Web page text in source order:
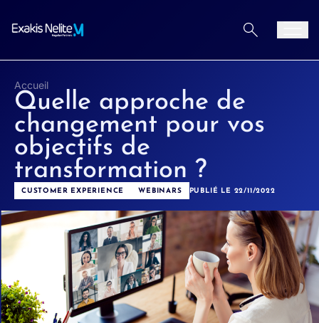
Accueil
Quelle approche de
changement pour vos
objectifs de
transformation ?
CUSTOMER EXPERIENCE WEBINARS PUBLIÉ LE 22/11/2022